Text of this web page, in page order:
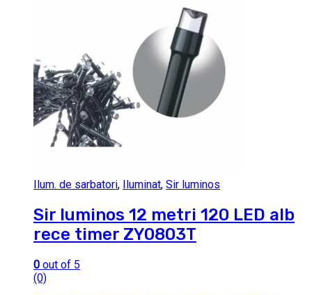
Ilum. de sarbatori, Iluminat, Sir luminos
Sir luminos 12 metri 120 LED alb
rece timer ZY0803T
0 out of 5
(0)